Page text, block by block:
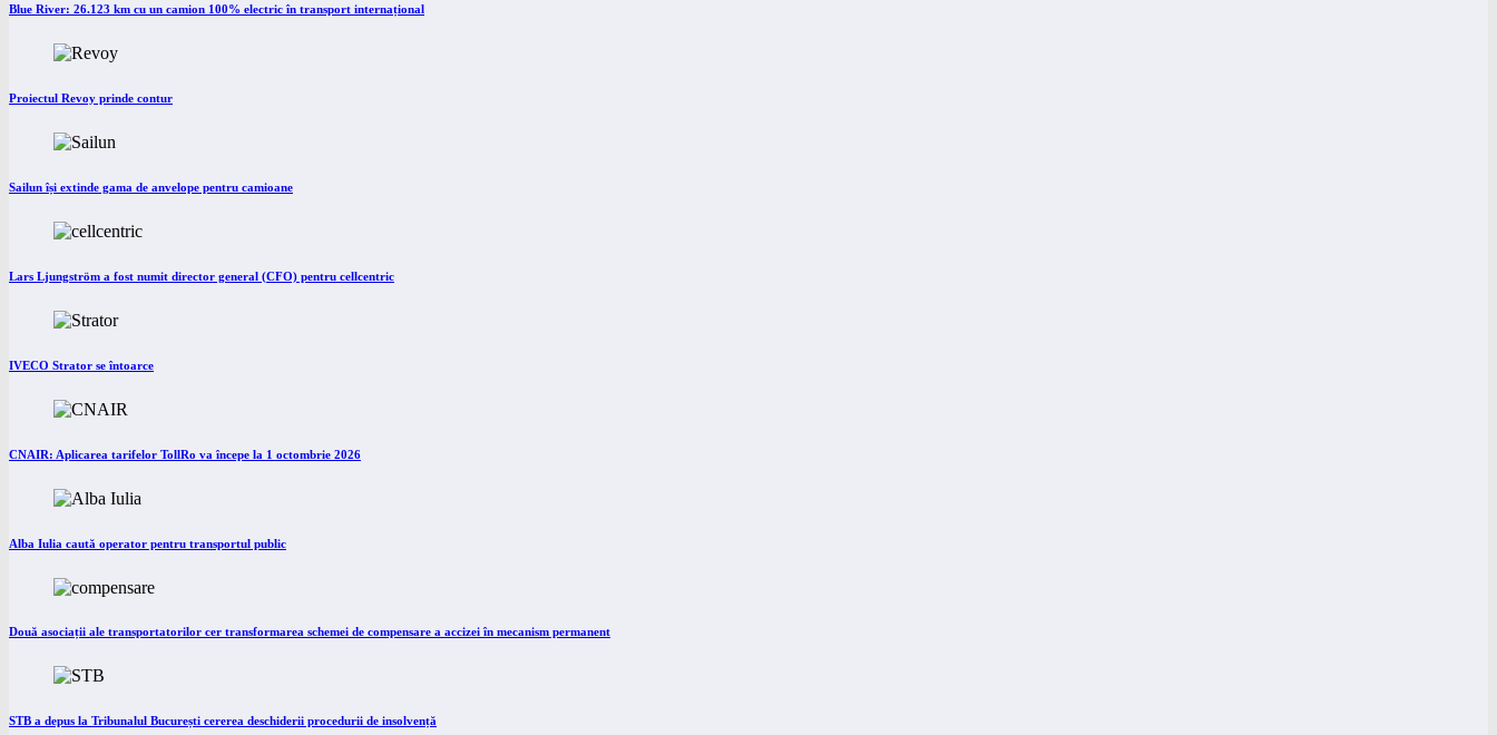
Blue River: 26.123 km cu un camion 100% electric în transport internațional
Proiectul Revoy prinde contur
Sailun își extinde gama de anvelope pentru camioane
Lars Ljungström a fost numit director general (CFO) pentru cellcentric
IVECO Strator se întoarce
CNAIR: Aplicarea tarifelor TollRo va începe la 1 octombrie 2026
Alba Iulia caută operator pentru transportul public
Două asociații ale transportatorilor cer transformarea schemei de compensare a accizei în mecanism permanent
STB a depus la Tribunalul București cererea deschiderii procedurii de insolvență